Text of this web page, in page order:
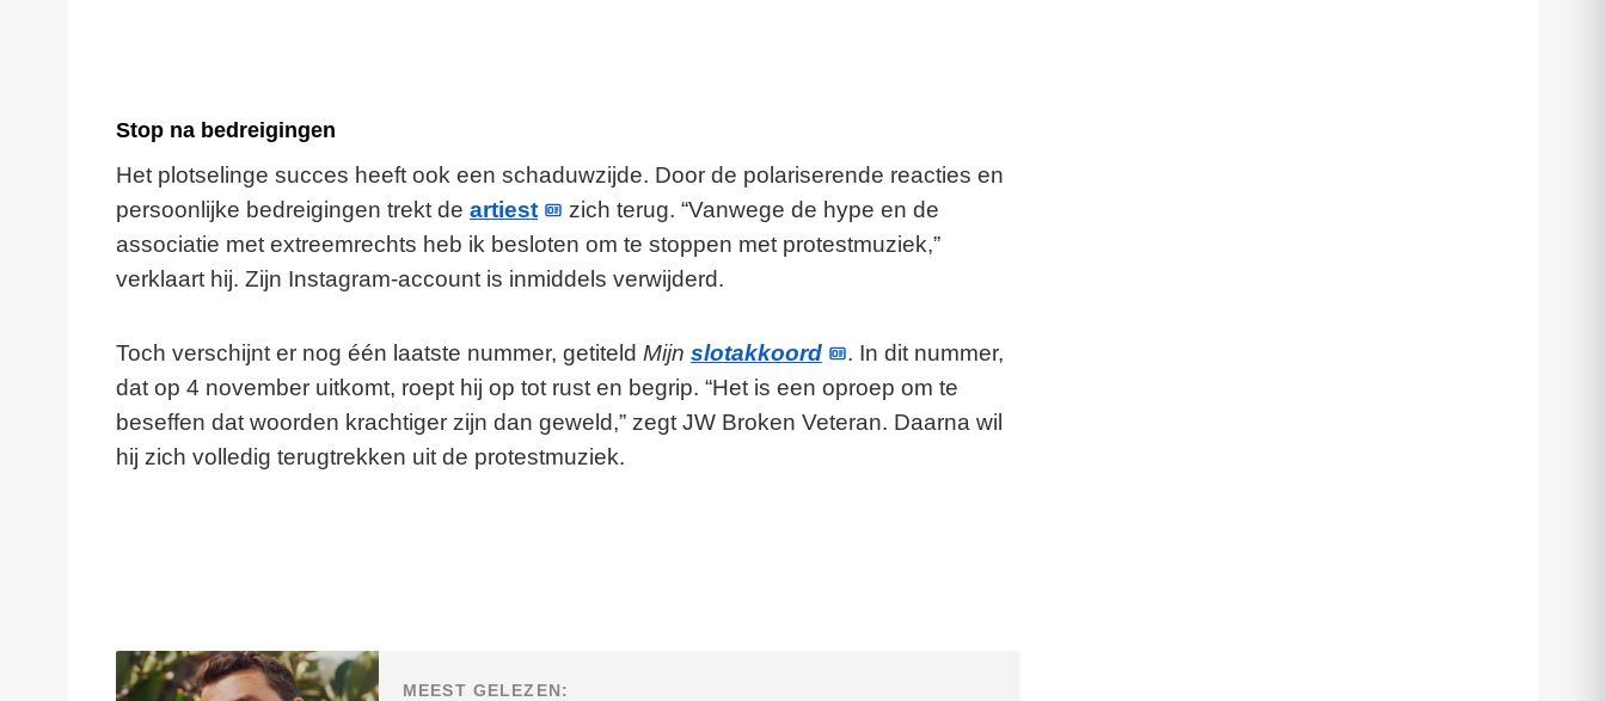
Stop na bedreigingen
Het plotselinge succes heeft ook een schaduwzijde. Door de polariserende reacties en
persoonlijke bedreigingen trekt de artiest
zich terug. “Vanwege de hype en de
associatie met extreemrechts heb ik besloten om te stoppen met protestmuziek,”
verklaart hij. Zijn Instagram-account is inmiddels verwijderd.
Toch verschijnt er nog één laatste nummer, getiteld Mijn slotakkoord
. In dit nummer,
dat op 4 november uitkomt, roept hij op tot rust en begrip. “Het is een oproep om te
beseffen dat woorden krachtiger zijn dan geweld,” zegt JW Broken Veteran. Daarna wil
hij zich volledig terugtrekken uit de protestmuziek.
MEEST GELEZEN: